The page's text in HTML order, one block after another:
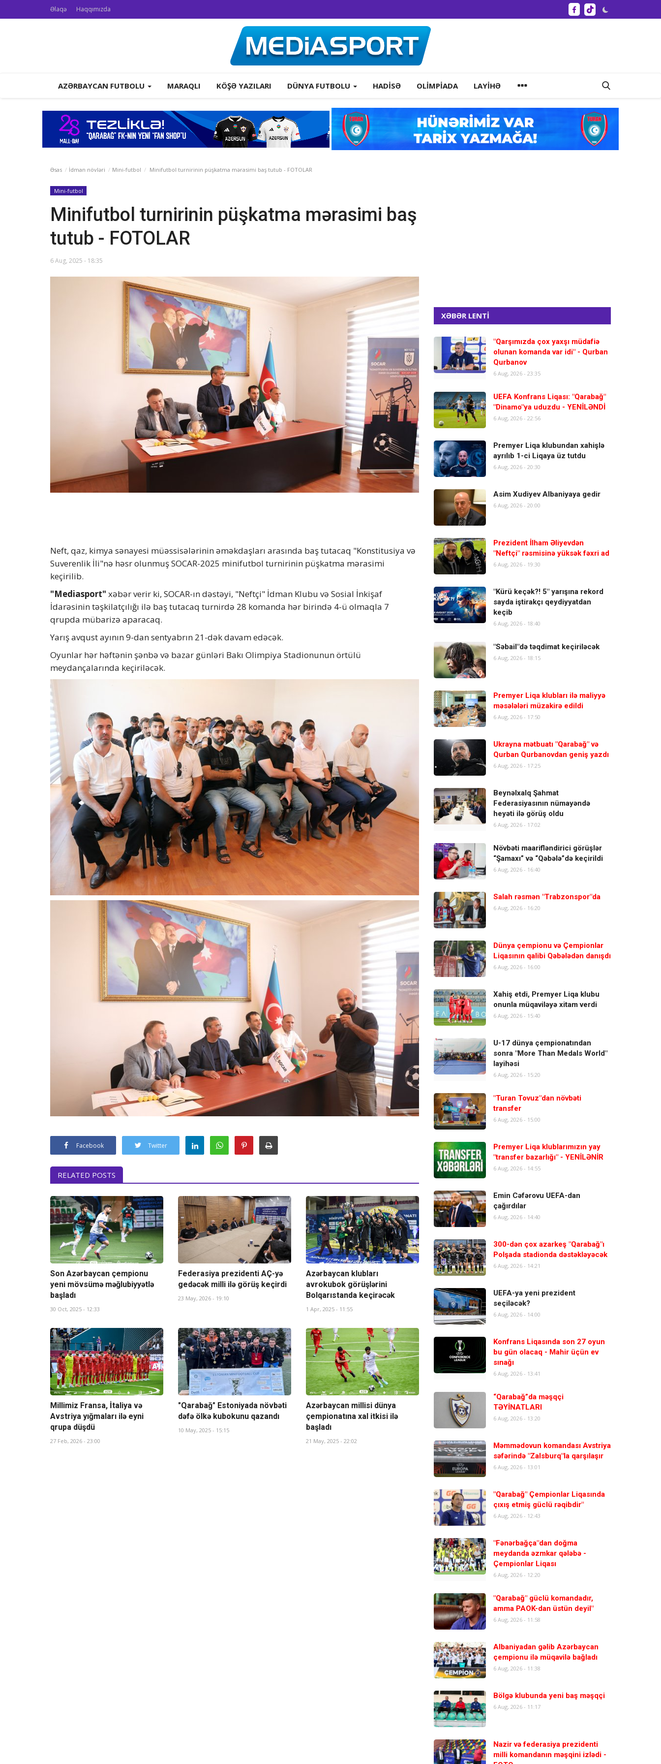
Əlaqə Haqqımızda
AZƏRBAYCAN FUTBOLU MARAQLI KÖŞƏ YAZILARI DÜNYA FUTBOLU HADISƏ OLIMPIADA LAYIHƏ
Əsas İdman növləri Mini-futbol Minifutbol turnirinin püşkatma mərasimi baş tutub - FOTOLAR
Mini-futbol
Minifutbol turnirinin püşkatma mərasimi baş
tutub - FOTOLAR
6 Aug, 2025 - 18:35
Neft, qaz, kimya sənayesi müəssisələrinin əməkdaşları arasında baş tutacaq "Konstitusiya və
Suverenlik İli"nə həsr olunmuş SOCAR-2025 minifutbol turnirinin püşkatma mərasimi
keçirilib.
"Mediasport" xəbər verir ki, SOCAR-ın dəstəyi, "Neftçi" İdman Klubu və Sosial İnkişaf
İdarəsinin təşkilatçılığı ilə baş tutacaq turnirdə 28 komanda hər birində 4-ü olmaqla 7
qrupda mübarizə aparacaq.
Yarış avqust ayının 9-dan sentyabrın 21-dək davam edəcək.
Oyunlar hər həftənin şənbə və bazar günləri Bakı Olimpiya Stadionunun örtülü
meydançalarında keçiriləcək.
Facebook Twitter
RELATED POSTS
Son Azərbaycan çempionu
yeni mövsümə məğlubiyyətlə
başladı
30 Oct, 2025 - 12:33
Federasiya prezidenti AÇ-yə
gedəcək milli ilə görüş keçirdi
23 May, 2026 - 19:10
Azərbaycan klubları
avrokubok görüşlərini
Bolqarıstanda keçirəcək
1 Apr, 2025 - 11:55
Millimiz Fransa, İtaliya və
Avstriya yığmaları ilə eyni
qrupa düşdü
27 Feb, 2026 - 23:00
"Qarabağ" Estoniyada növbəti
dəfə ölkə kubokunu qazandı
10 May, 2025 - 15:15
Azərbaycan millisi dünya
çempionatına xal itkisi ilə
başladı
21 May, 2025 - 22:02
XƏBƏR LENTİ
"Qarşımızda çox yaxşı müdafiə
olunan komanda var idi" - Qurban
Qurbanov
6 Aug, 2026 - 23:35
UEFA Konfrans Liqası: "Qarabağ"
"Dinamo"ya uduzdu - YENİLƏNDİ
6 Aug, 2026 - 22:56
Premyer Liqa klubundan xahişlə
ayrılıb 1-ci Liqaya üz tutdu
6 Aug, 2026 - 20:30
Asim Xudiyev Albaniyaya gedir
6 Aug, 2026 - 20:00
Prezident İlham Əliyevdən
"Neftçi" rəsmisinə yüksək fəxri ad
6 Aug, 2026 - 19:30
"Kürü keçək?! 5" yarışına rekord
sayda iştirakçı qeydiyyatdan
keçib
6 Aug, 2026 - 18:40
"Səbail"də təqdimat keçiriləcək
6 Aug, 2026 - 18:15
Premyer Liqa klubları ilə maliyyə
məsələləri müzakirə edildi
6 Aug, 2026 - 17:50
Ukrayna mətbuatı "Qarabağ" və
Qurban Qurbanovdan geniş yazdı
6 Aug, 2026 - 17:25
Beynəlxalq Şahmat
Federasiyasının nümayəndə
heyəti ilə görüş oldu
6 Aug, 2026 - 17:02
Növbəti maarifləndirici görüşlər
“Şamaxı” və “Qəbələ”də keçirildi
6 Aug, 2026 - 16:40
Salah rəsmən "Trabzonspor"da
6 Aug, 2026 - 16:20
Dünya çempionu və Çempionlar
Liqasının qalibi Qəbələdən danışdı
6 Aug, 2026 - 16:00
Xahiş etdi, Premyer Liqa klubu
onunla müqaviləyə xitam verdi
6 Aug, 2026 - 15:40
U-17 dünya çempionatından
sonra "More Than Medals World"
layihəsi
6 Aug, 2026 - 15:20
"Turan Tovuz"dan növbəti
transfer
6 Aug, 2026 - 15:00
Premyer Liqa klublarımızın yay
"transfer bazarlığı" - YENİLƏNİR
6 Aug, 2026 - 14:55
Emin Cəfərovu UEFA-dan
çağırdılar
6 Aug, 2026 - 14:40
300-dən çox azarkeş "Qarabağ"ı
Polşada stadionda dəstəkləyəcək
6 Aug, 2026 - 14:21
UEFA-ya yeni prezident
seçiləcək?
6 Aug, 2026 - 14:00
Konfrans Liqasında son 27 oyun
bu gün olacaq - Mahir üçün ev
sınağı
6 Aug, 2026 - 13:41
“Qarabağ”da məşqçi
TƏYİNATLARI
6 Aug, 2026 - 13:20
Məmmədovun komandası Avstriya
səfərində "Zalsburq"la qarşılaşır
6 Aug, 2026 - 13:01
"Qarabağ" Çempionlar Liqasında
çıxış etmiş güclü rəqibdir"
6 Aug, 2026 - 12:43
"Fənərbağça"dan doğma
meydanda əzmkar qələbə -
Çempionlar Liqası
6 Aug, 2026 - 12:20
"Qarabağ" güclü komandadır,
amma PAOK-dan üstün deyil"
6 Aug, 2026 - 11:58
Albaniyadan gəlib Azərbaycan
çempionu ilə müqavilə bağladı
6 Aug, 2026 - 11:38
Bölgə klubunda yeni baş məşqçi
6 Aug, 2026 - 11:17
Nazir və federasiya prezidenti
milli komandanın məşqini izlədi -